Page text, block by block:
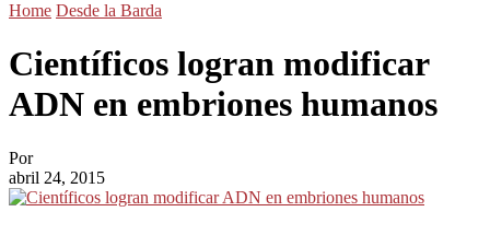
Home Desde la Barda
Científicos logran modificar
ADN en embriones humanos
Por
abril 24, 2015